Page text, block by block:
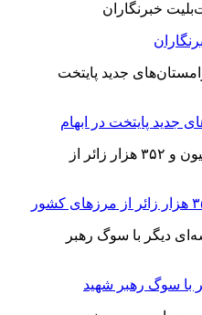
جدید پایتخت در ابهام